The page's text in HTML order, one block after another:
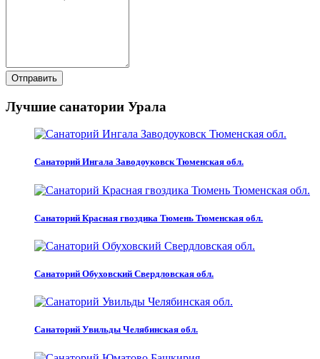
Отправить
Лучшие санатории Урала
Санаторий Ингала Заводоуковск Тюменская обл.
Санаторий Красная гвоздика Тюмень Тюменская обл.
Санаторий Обуховский Свердловская обл.
Санаторий Увильды Челябинская обл.